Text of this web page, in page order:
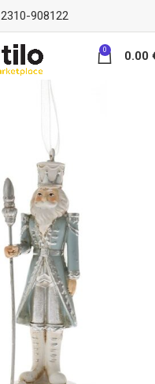
2310-908122
0 0.00